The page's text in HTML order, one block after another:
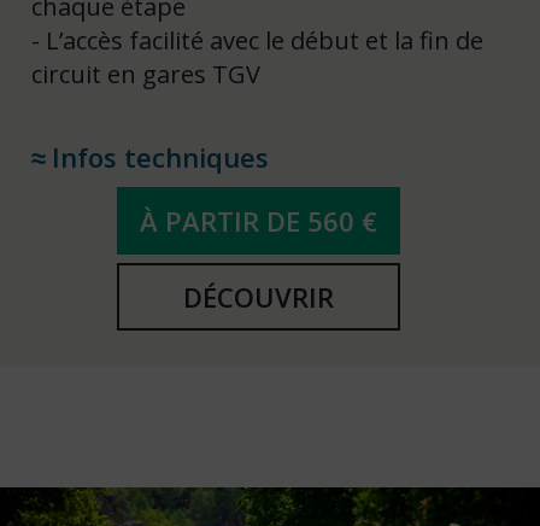
L’accès facilité avec le début et la fin de
circuit en gares TGV
Infos techniques
À PARTIR DE 560 €
DÉCOUVRIR